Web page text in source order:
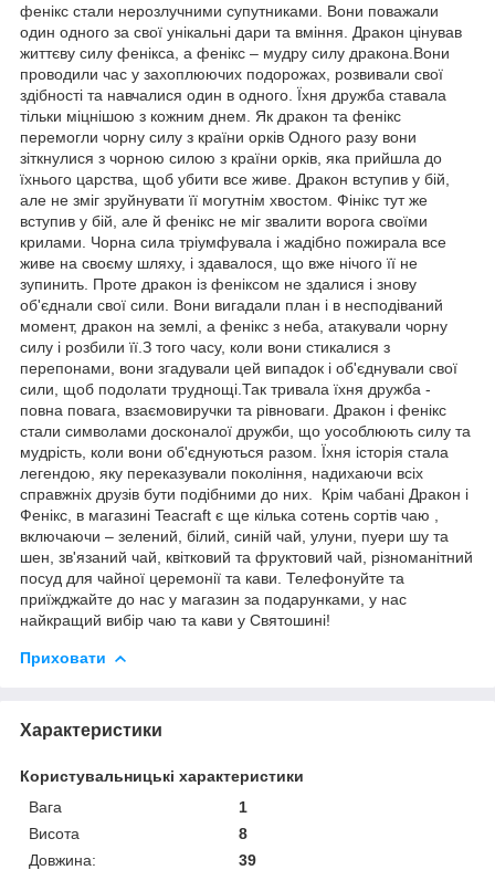
фенікс стали нерозлучними супутниками. Вони поважали
один одного за свої унікальні дари та вміння. Дракон цінував
життєву силу фенікса, а фенікс – мудру силу дракона.Вони
проводили час у захоплюючих подорожах, розвивали свої
здібності та навчалися один в одного. Їхня дружба ставала
тільки міцнішою з кожним днем. Як дракон та фенікс
перемогли чорну силу з країни орків Одного разу вони
зіткнулися з чорною силою з країни орків, яка прийшла до
їхнього царства, щоб убити все живе. Дракон вступив у бій,
але не зміг зруйнувати її могутнім хвостом. Фінікс тут же
вступив у бій, але й фенікс не міг звалити ворога своїми
крилами. Чорна сила тріумфувала і жадібно пожирала все
живе на своєму шляху, і здавалося, що вже нічого її не
зупинить. Проте дракон із феніксом не здалися і знову
об'єднали свої сили. Вони вигадали план і в несподіваний
момент, дракон на землі, а фенікс з неба, атакували чорну
силу і розбили її.З того часу, коли вони стикалися з
перепонами, вони згадували цей випадок і об'єднували свої
сили, щоб подолати труднощі.Так тривала їхня дружба -
повна повага, взаємовиручки та рівноваги. Дракон і фенікс
стали символами досконалої дружби, що уособлюють силу та
мудрість, коли вони об'єднуються разом. Їхня історія стала
легендою, яку переказували покоління, надихаючи всіх
справжніх друзів бути подібними до них. Крім чабані Дракон і
Фенікс, в магазині Teacraft є ще кілька сотень сортів чаю ,
включаючи – зелений, білий, синій чай, улуни, пуери шу та
шен, зв'язаний чай, квітковий та фруктовий чай, різноманітний
посуд для чайної церемонії та кави. Телефонуйте та
приїжджайте до нас у магазин за подарунками, у нас
найкращий вибір чаю та кави у Святошині!
Приховати
Характеристики
Користувальницькі характеристики
Вага
1
Висота
8
Довжина:
39